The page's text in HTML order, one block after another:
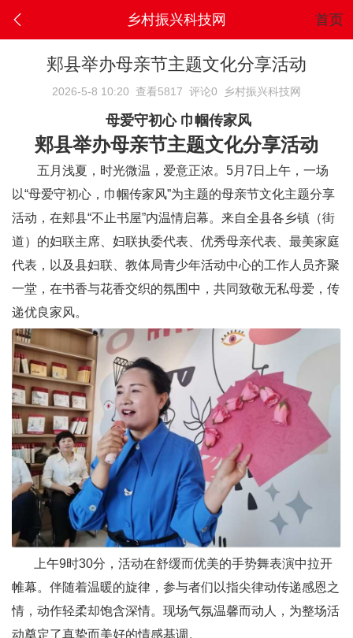
乡村振兴科技网 首页
郏县举办母亲节主题文化分享活动
2026-5-8 10:20 查看5817 评论0 乡村振兴科技网
母爱守初心 巾帼传家风
郏县举办母亲节主题文化分享活动
五月浅夏，时光微温，爱意正浓。5月7日上午，一场
以“母爱守初心，巾帼传家风”为主题的母亲节文化主题分享
活动，在郏县“不止书屋”内温情启幕。来自全县各乡镇（街
道）的妇联主席、妇联执委代表、优秀母亲代表、最美家庭
代表，以及县妇联、教体局青少年活动中心的工作人员齐聚
一堂，在书香与花香交织的氛围中，共同致敬无私母爱，传
递优良家风。
上午9时30分，活动在舒缓而优美的手势舞表演中拉开
帷幕。伴随着温暖的旋律，参与者们以指尖律动传递感恩之
情，动作轻柔却饱含深情。现场气氛温馨而动人，为整场活
动奠定了真挚而美好的情感基调。